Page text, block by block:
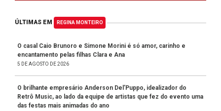
ÚLTIMAS EM REGINA MONTEIRO
O casal Caio Brunoro e Simone Morini é só amor, carinho e
encantamento pelas filhas Clara e Ana
5 DE AGOSTO DE 2026
O brilhante empresário Anderson Del’Puppo, idealizador do
Retrô Music, ao lado da equipe de artistas que fez do evento uma
das festas mais animadas do ano